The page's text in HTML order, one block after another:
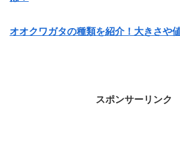
オオクワガタの種類を紹介！大きさや
スポンサーリンク